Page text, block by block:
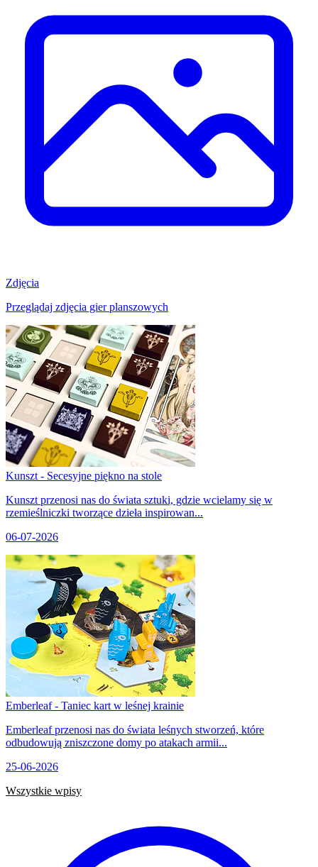
Zdjęcia
Przeglądaj zdjęcia gier planszowych
Kunszt - Secesyjne piękno na stole
Kunszt przenosi nas do świata sztuki, gdzie wcielamy się w
rzemieślniczki tworzące dzieła inspirowan...
06-07-2026
Emberleaf - Taniec kart w leśnej krainie
Emberleaf przenosi nas do świata leśnych stworzeń, które
odbudowują zniszczone domy po atakach armii...
25-06-2026
Wszystkie wpisy